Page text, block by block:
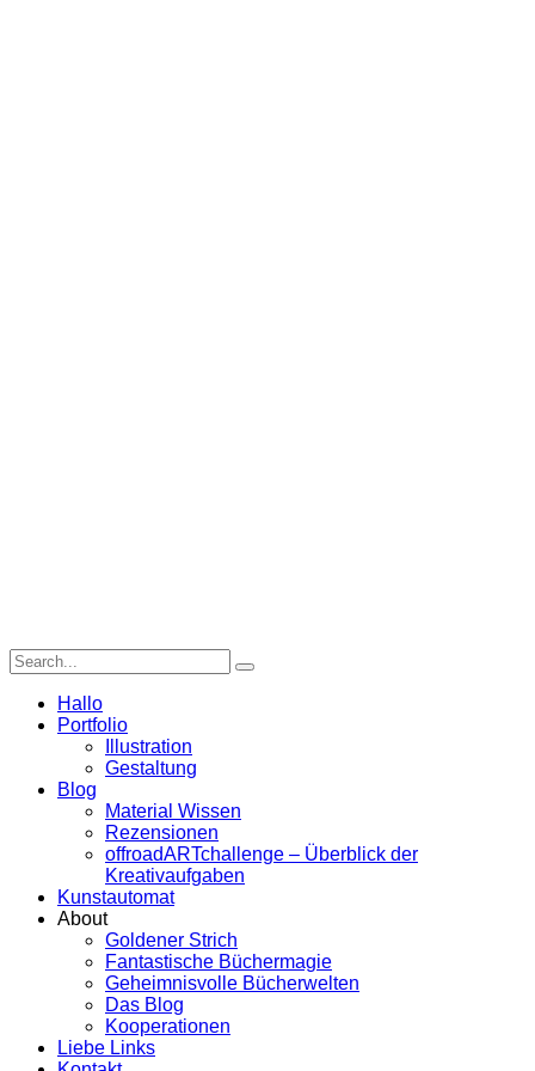
Hallo
Portfolio
Illustration
Gestaltung
Blog
Material Wissen
Rezensionen
offroadARTchallenge – Überblick der
Kreativaufgaben
Kunstautomat
About
Goldener Strich
Fantastische Büchermagie
Geheimnisvolle Bücherwelten
Das Blog
Kooperationen
Liebe Links